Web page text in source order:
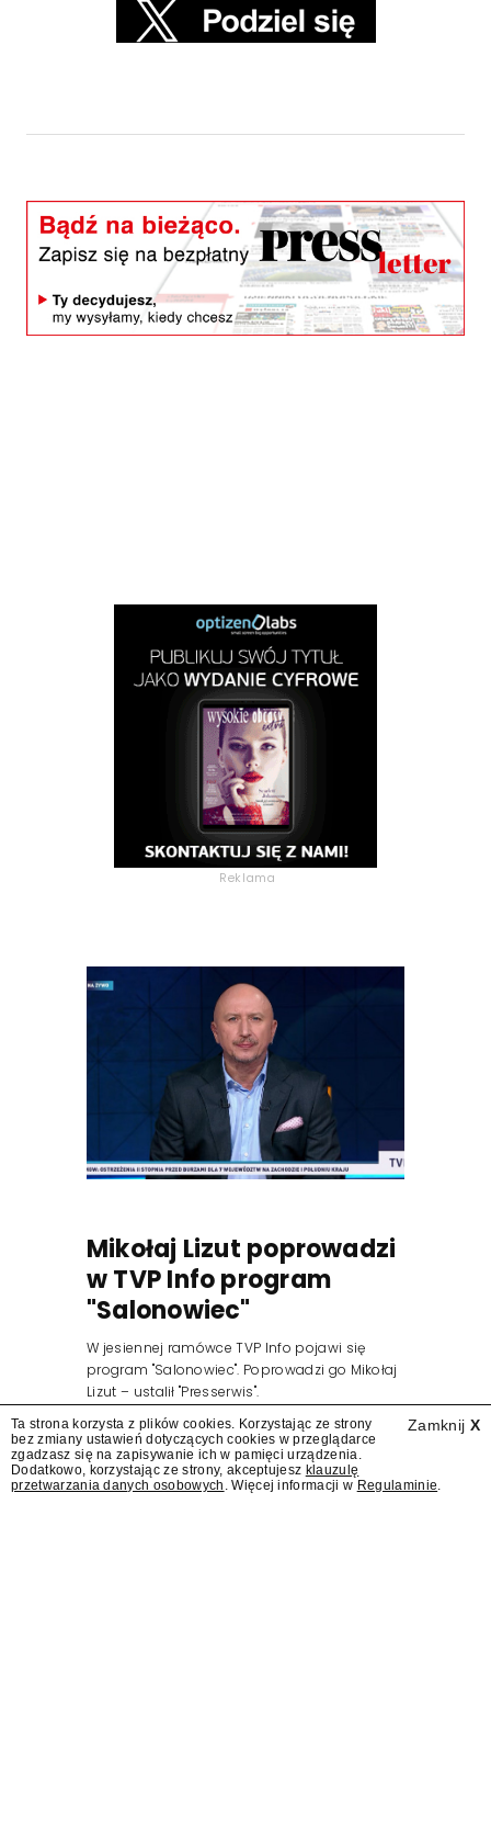
Reklama
Mikołaj Lizut poprowadzi
w TVP Info program
"Salonowiec"
W jesiennej ramówce TVP Info pojawi się
program "Salonowiec". Poprowadzi go Mikołaj
Lizut – ustalił "Presserwis".
Zamknij X
Ta strona korzysta z plików cookies. Korzystając ze strony
bez zmiany ustawień dotyczących cookies w przeglądarce
zgadzasz się na zapisywanie ich w pamięci urządzenia.
Dodatkowo, korzystając ze strony, akceptujesz klauzulę
przetwarzania danych osobowych . Więcej informacji w Regulaminie.